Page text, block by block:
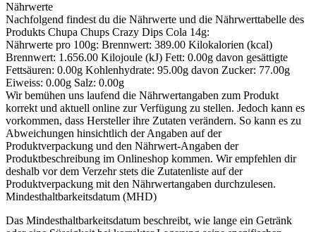
Nährwerte
Nachfolgend findest du die Nährwerte und die Nährwerttabelle des
Produkts Chupa Chups Crazy Dips Cola 14g:
Nährwerte pro 100g: Brennwert: 389.00 Kilokalorien (kcal)
Brennwert: 1.656.00 Kilojoule (kJ) Fett: 0.00g davon gesättigte
Fettsäuren: 0.00g Kohlenhydrate: 95.00g davon Zucker: 77.00g
Eiweiss: 0.00g Salz: 0.00g
Wir bemühen uns laufend die Nährwertangaben zum Produkt
korrekt und aktuell online zur Verfügung zu stellen. Jedoch kann es
vorkommen, dass Hersteller ihre Zutaten verändern. So kann es zu
Abweichungen hinsichtlich der Angaben auf der
Produktverpackung und den Nährwert-Angaben der
Produktbeschreibung im Onlineshop kommen. Wir empfehlen dir
deshalb vor dem Verzehr stets die Zutatenliste auf der
Produktverpackung mit den Nährwertangaben durchzulesen.
Mindesthaltbarkeitsdatum (MHD)
Das Mindesthaltbarkeitsdatum beschreibt, wie lange ein Getränk